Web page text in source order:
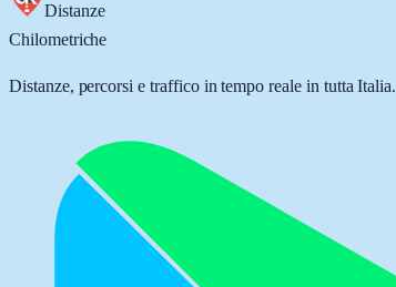
Distanze
Chilometriche
Distanze, percorsi e traffico in tempo reale in tutta Italia.